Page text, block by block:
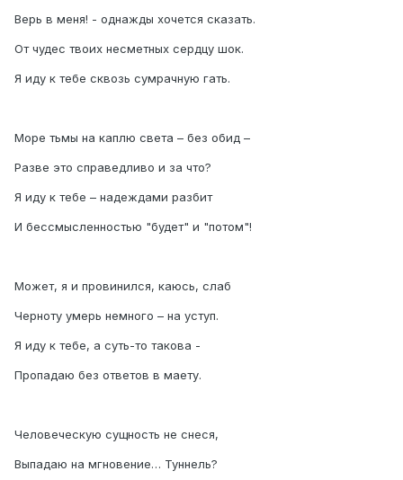
Верь в меня! - однажды хочется сказать.
От чудес твоих несметных сердцу шок.
Я иду к тебе сквозь сумрачную гать.
Море тьмы на каплю света – без обид –
Разве это справедливо и за что?
Я иду к тебе – надеждами разбит
И бессмысленностью "будет" и "потом"!
Может, я и провинился, каюсь, слаб
Черноту умерь немного – на уступ.
Я иду к тебе, а суть-то такова -
Пропадаю без ответов в маету.
Человеческую сущность не снеся,
Выпадаю на мгновение… Туннель?